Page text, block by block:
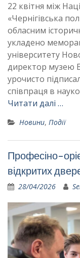
22 квітня між
«Чернігівська
обласним
укладено
університету
директор музею
урочисто
співпраця в
Читати далі …
Новини, Події
Професіно-
відкритих
28/04/2026